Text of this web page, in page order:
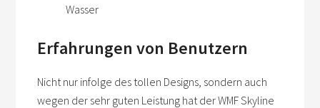
Wasser
Erfahrungen von Benutzern
Nicht nur infolge des tollen Designs, sondern auch
wegen der sehr guten Leistung hat der WMF Skyline